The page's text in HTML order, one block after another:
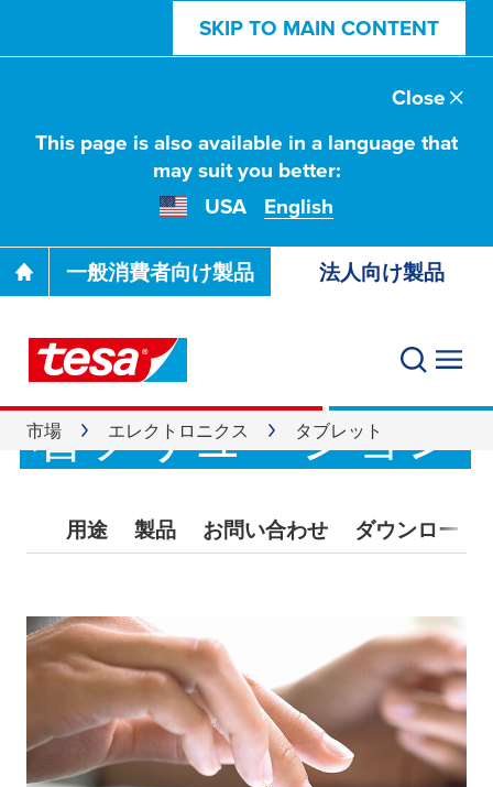
SKIP TO MAIN CONTENT
This page is also available in a language that
may suit you better:
USA
English
Close
一般消費者向け製品 法人向け製品
市場 エレクトロニクス タブレット
タブレット向け接
着ソリューション
用途 製品 お問い合わせ ダウンロード